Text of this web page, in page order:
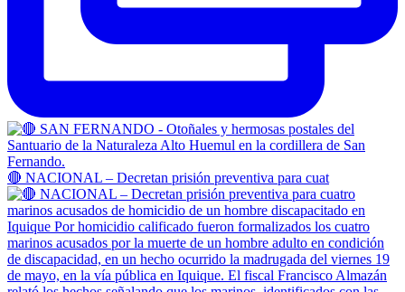
🔴 NACIONAL – Decretan prisión preventiva para cuat